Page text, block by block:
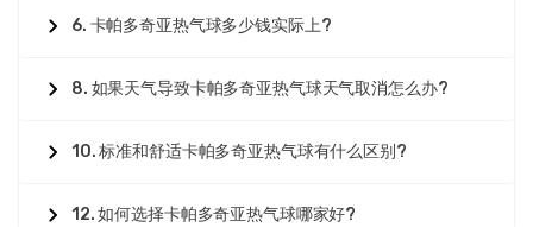
6. 卡帕多奇亚热气球多少钱实际上?
8. 如果天气导致卡帕多奇亚热气球天气取消怎么办?
10. 标准和舒适卡帕多奇亚热气球有什么区别?
12. 如何选择卡帕多奇亚热气球哪家好?